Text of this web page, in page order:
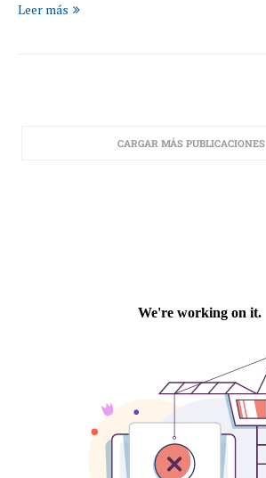
Leer más
CARGAR MÁS PUBLICACIONES